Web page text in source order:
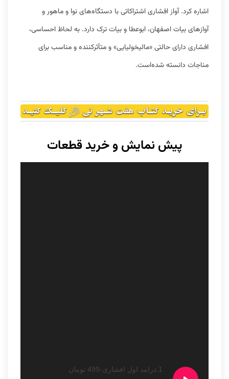
اشاره کرد. آواز افشاری اشتراکاتی با دستگاه‌های نوا و ماهور و
آوازهای بیات اصفهان، ابوعطا و بیات ترک دارد. به لحاظ احساسی،
افشاری دارای حالتی «مالیخولیایی» و متأثرکننده و مناسب برای
مناجات دانسته شده‌است.
پیش نمایش و خرید قطعات
1.درامد اول افشاری-499 تومان